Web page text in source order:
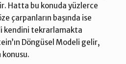
Hatta bu konuda yüzlerce
çarpanların başında ise
kendini tekrarlamakta
Döngüsel Modeli gelir,
konusu.